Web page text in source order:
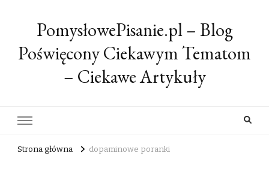
PomysłowePisanie.pl – Blog
Poświęcony Ciekawym Tematom
– Ciekawe Artykuły
Strona główna dopaminowe poranki